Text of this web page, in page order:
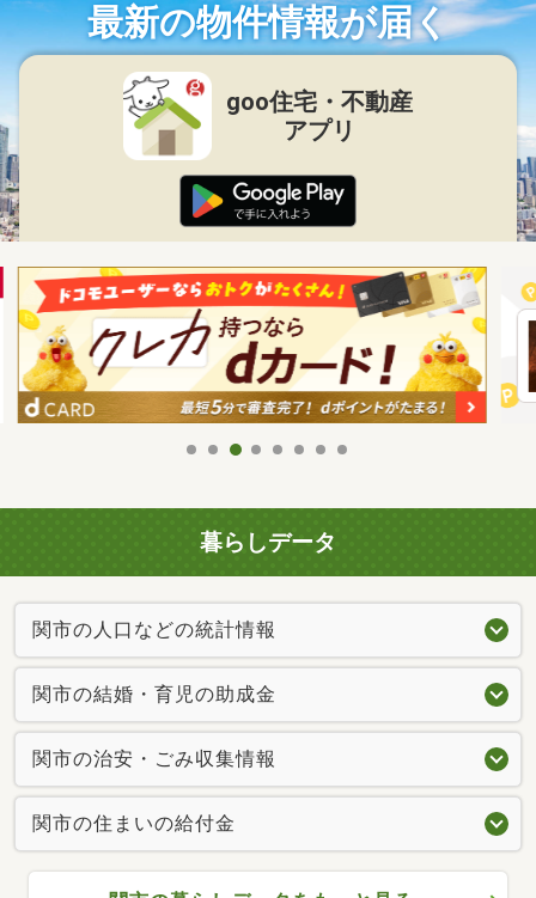
最新の物件情報が届く
goo住宅・不動産
アプリ
暮らしデータ
関市の人口などの統計情報
関市の結婚・育児の助成金
関市の治安・ごみ収集情報
関市の住まいの給付金